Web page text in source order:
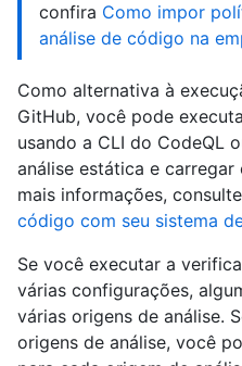
confira Como impor
análise de código na
Como alternativa à
GitHub, você pode
usando a CLI do CodeQL
análise estática e
mais informações, consulte
código com seu sistema
Se você executar a
várias configurações,
várias origens de análise.
origens de análise, você